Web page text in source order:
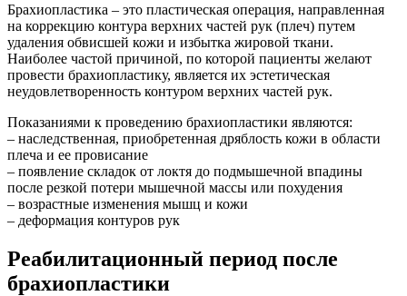
Брахиопластика – это пластическая операция, направленная
на коррекцию контура верхних частей рук (плеч) путем
удаления обвисшей кожи и избытка жировой ткани.
Наиболее частой причиной, по которой пациенты желают
провести брахиопластику, является их эстетическая
неудовлетворенность контуром верхних частей рук.
Показаниями к проведению брахиопластики являются:
– наследственная, приобретенная дряблость кожи в области
плеча и ее провисание
– появление складок от локтя до подмышечной впадины
после резкой потери мышечной массы или похудения
– возрастные изменения мышц и кожи
– деформация контуров рук
Реабилитационный период после
брахиопластики